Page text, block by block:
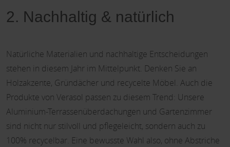
2. Nachhaltig & natürlich
Natürliche Materialien und nachhaltige Entscheidungen
stehen in diesem Jahr im Mittelpunkt. Denken Sie an
Holzakzente, Gründächer und recycelte Möbel. Auch die
Produkte von Verasol passen zu diesem Trend: Unsere
Aluminium-Terrassenüberdachungen und Gartenzimmer
sind nicht nur stilvoll und pflegeleicht, sondern auch zu
100% recycelbar. Eine bewusste Wahl also, ohne Abstriche